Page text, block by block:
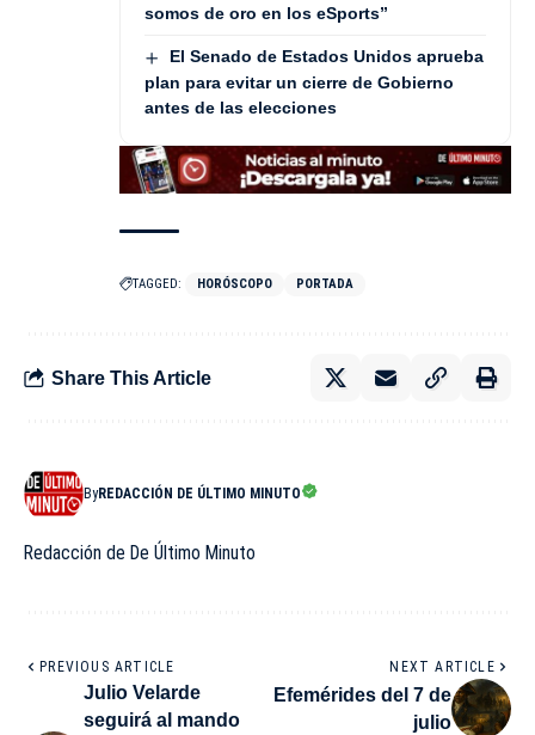
somos de oro en los eSports”
El Senado de Estados Unidos aprueba
plan para evitar un cierre de Gobierno
antes de las elecciones
TAGGED: HORÓSCOPO PORTADA
Share This Article
ByREDACCIÓN DE ÚLTIMO MINUTO
Redacción de De Último Minuto
PREVIOUS ARTICLE
Julio Velarde
seguirá al mando
NEXT ARTICLE
Efemérides del 7 de
julio